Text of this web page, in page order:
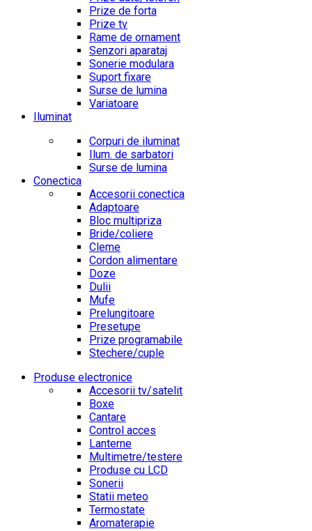
Prize de forta
Prize tv
Rame de ornament
Senzori aparataj
Sonerie modulara
Suport fixare
Surse de lumina
Variatoare
Iluminat
Corpuri de iluminat
Ilum. de sarbatori
Surse de lumina
Conectica
Accesorii conectica
Adaptoare
Bloc multipriza
Bride/coliere
Cleme
Cordon alimentare
Doze
Dulii
Mufe
Prelungitoare
Presetupe
Prize programabile
Stechere/cuple
Produse electronice
Accesorii tv/satelit
Boxe
Cantare
Control acces
Lanterne
Multimetre/testere
Produse cu LCD
Sonerii
Statii meteo
Termostate
Aromaterapie